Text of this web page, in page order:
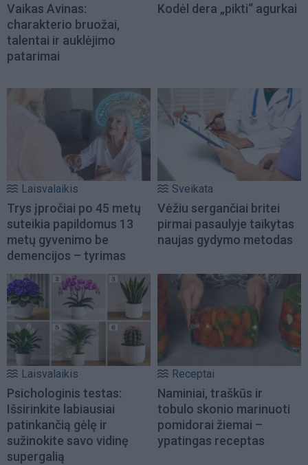
Vaikas Avinas:
charakterio bruožai,
talentai ir auklėjimo
patarimai
Kodėl dera „pikti“ agurkai
Laisvalaikis
Trys įpročiai po 45 metų
suteikia papildomus 13
metų gyvenimo be
demencijos – tyrimas
Sveikata
Vėžiu sergančiai britei
pirmai pasaulyje taikytas
naujas gydymo metodas
Laisvalaikis
Psichologinis testas:
Išsirinkite labiausiai
patinkančią gėlę ir
sužinokite savo vidinę
supergalią
Receptai
Naminiai, traškūs ir
tobulo skonio marinuoti
pomidorai žiemai –
ypatingas receptas